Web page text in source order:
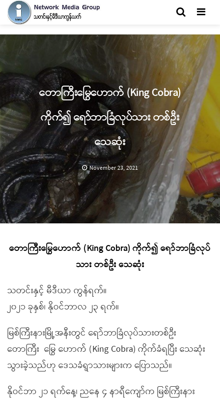
တောကြီးမြွေဟောက် (King Cobra)
ကိုက်၍ ရော်ဘာခြံလုပ်သား တစ်ဦး
သေဆုံး
November 23, 2021
တောကြီးမြွေဟောက် (King Cobra) ကိုက်၍ ရော်ဘာခြံလုပ်
သား တစ်ဦး သေဆုံး
သတင်းနှင့် မီဒီယာ ကွန်ရက်။
၂၀၂၁ ခုနှစ်၊ နိုဝင်ဘာလ ၂၃ ရက်။
မြစ်ကြီးနားမြို့အနီးတွင် ရော်ဘာခြံလုပ်သားတစ်ဦး
တောကြီး မြွေ ဟောက် (King Cobra) ကိုက်ခံရပြီး သေဆုံး
သွားခဲ့သည်ဟု ဒေသခံရွာသားများက ပြောသည်။
နိုဝင်ဘာ ၂၁ ရက်နေ့၊ ညနေ ၄ နာရီကျော်က မြစ်ကြီးနား